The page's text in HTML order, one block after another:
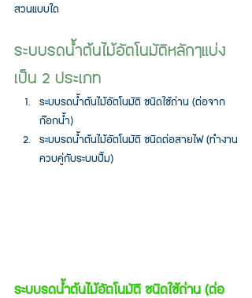
สวนแบบใด
ระบบรดน้ำต้นไม้อัตโนมัติหลักๆแบ่ง
เป็น 2 ประเภท
ระบบรดน้ำต้นไม้อัตโนมัติ ชนิดใช้ถ่าน (ต่อจาก
ก๊อกน้ำ)
ระบบรดน้ำต้นไม้อัตโนมัติ ชนิดต่อสายไฟ (ทำงาน
ควบคู่กับระบบปั้ม)
ระบบรดน้ำต้นไม้อัตโนมัติ ชนิดใช้ถ่าน (ต่อ